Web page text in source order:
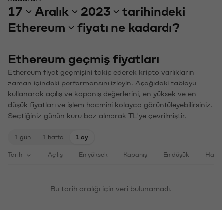
17 Aralık 2023
tarihindeki
Ethereum
fiyatı ne kadardı?
Ethereum geçmiş fiyatları
Ethereum fiyat geçmişini takip ederek kripto varlıkların
zaman içindeki performansını izleyin. Aşağıdaki tabloyu
kullanarak açılış ve kapanış değerlerini, en yüksek ve en
düşük fiyatları ve işlem hacmini kolayca görüntüleyebilirsiniz.
Seçtiğiniz günün kuru baz alınarak TL'ye çevrilmiştir.
1 gün 1 hafta 1 ay
Tarih Açılış En yüksek Kapanış En düşük
Bu tarih aralığı için veri bulunamadı.